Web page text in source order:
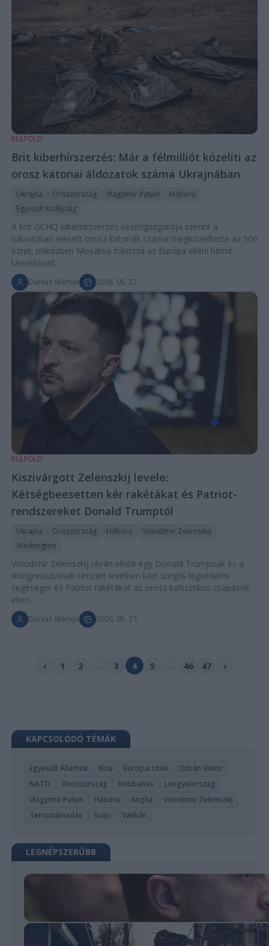
KÜLFÖLD
Brit kiberhírszerzés: Már a félmilliót közelíti az
orosz katonai áldozatok száma Ukrajnában
Ukrajna Oroszország Vlagyimir Putyin
Háború
Egyesült Királyság
A brit GCHQ kiberhírszerzés vezérigazgatója szerint a
háborúban elesett orosz katonák száma megközelítette az 500
ezret, miközben Moszkva fokozza az Európa elleni hibrid
támadásait.
Darvas Márton 2026. 05. 27.
KÜLFÖLD
Kiszivárgott Zelenszkij levele:
Kétségbeesetten kér rakétákat és Patriot-
rendszereket Donald Trumptól
Ukrajna Oroszország Háború
Volodimir Zelenszkij
Washington
Volodimir Zelenszkij ukrán elnök egy Donald Trumpnak és a
Kongresszusnak címzett levélben kért sürgős légvédelmi
segítséget és Patriot rakétákat az orosz ballisztikus csapások
ellen.
Darvas Márton 2026. 05. 27.
‹ 1 2 3 4 5 46 47 ›
KAPCSOLÓDÓ TÉMÁK
Egyesült Államok Kína Európai Unió
Orbán Viktor
NATO
Oroszország Robbanás
Lengyelország
Vlagyimir Putyin
Háború Anglia
Volodimir Zelenszkij
Terrortámadás
Svájc Vatikán
LEGNÉPSZERŰBB